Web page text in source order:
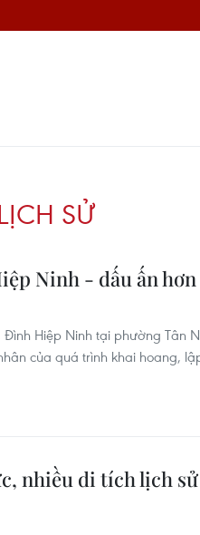
SỬ
Ninh - dấu ấn
Hiệp Ninh tại phường Tân
của quá trình khai hoang,
nhiều di tích lịch